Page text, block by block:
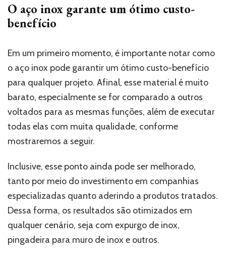
O aço inox garante um ótimo custo-
benefício
Em um primeiro momento, é importante notar como
o aço inox pode garantir um ótimo custo-benefício
para qualquer projeto. Afinal, esse material é muito
barato, especialmente se for comparado a outros
voltados para as mesmas funções, além de executar
todas elas com muita qualidade, conforme
mostraremos a seguir.
Inclusive, esse ponto ainda pode ser melhorado,
tanto por meio do investimento em companhias
especializadas quanto aderindo a produtos tratados.
Dessa forma, os resultados são otimizados em
qualquer cenário, seja com expurgo de inox,
pingadeira para muro de inox e outros.